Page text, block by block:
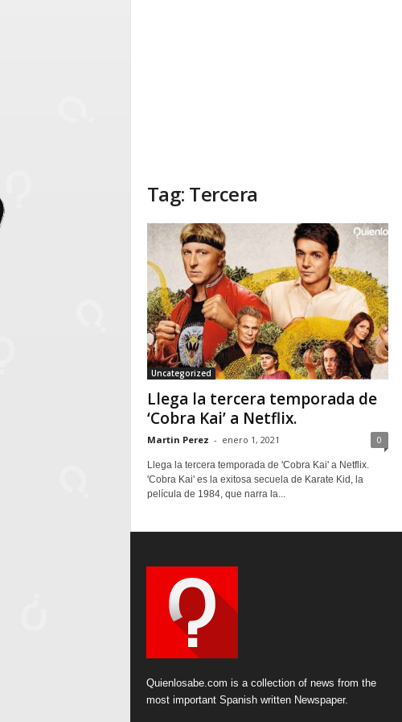
Tag: Tercera
Uncategorized
Llega la tercera temporada de
‘Cobra Kai’ a Netflix.
Martin Perez - enero 1, 2021 0
Llega la tercera temporada de 'Cobra Kai' a Netflix.
'Cobra Kai' es la exitosa secuela de Karate Kid, la
película de 1984, que narra la...
Quienlosabe.com is a collection of news from the
most important Spanish written Newspaper.